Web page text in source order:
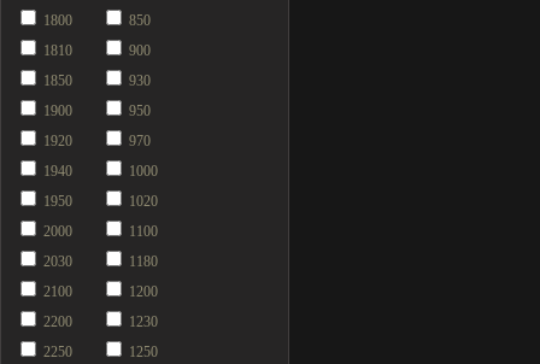
1800
1810
1850
1900
1920
1940
1950
2000
2030
2100
2200
2250
850
900
930
950
970
1000
1020
1100
1180
1200
1230
1250